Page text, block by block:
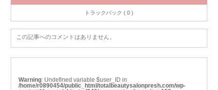
トラックバック ( 0 )
この記事へのコメントはありません。
Warning : Undefined variable $user_ID in
/home/r0890454/public_html/totalbeautysalonpresh.com/wp-